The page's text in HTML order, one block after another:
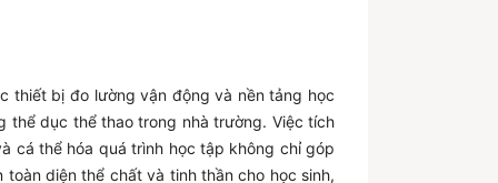
thiết bị đo lường vận động và nền tảng học
thể dục thể thao trong nhà trường. Việc tích
cá thể hóa quá trình học tập không chỉ góp
diện thể chất và tinh thần cho học sinh,